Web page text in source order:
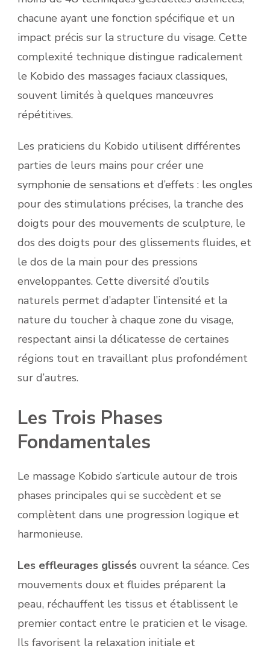
chacune ayant une fonction spécifique et un
impact précis sur la structure du visage. Cette
complexité technique distingue radicalement
le Kobido des massages faciaux classiques,
souvent limités à quelques manœuvres
répétitives.
Les praticiens du Kobido utilisent différentes
parties de leurs mains pour créer une
symphonie de sensations et d’effets : les ongles
pour des stimulations précises, la tranche des
doigts pour des mouvements de sculpture, le
dos des doigts pour des glissements fluides, et
le dos de la main pour des pressions
enveloppantes. Cette diversité d’outils
naturels permet d’adapter l’intensité et la
nature du toucher à chaque zone du visage,
respectant ainsi la délicatesse de certaines
régions tout en travaillant plus profondément
sur d’autres.
Les Trois Phases
Fondamentales
Le massage Kobido s’articule autour de trois
phases principales qui se succèdent et se
complètent dans une progression logique et
harmonieuse.
Les effleurages glissés ouvrent la séance. Ces
mouvements doux et fluides préparent la
peau, réchauffent les tissus et établissent le
premier contact entre le praticien et le visage.
Ils favorisent la relaxation initiale et